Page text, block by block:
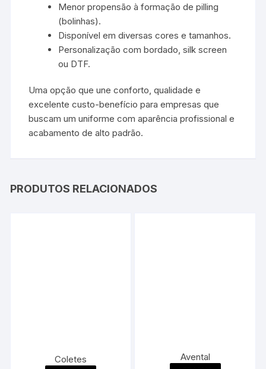
Menor propensão à formação de pilling
(bolinhas).
Disponível em diversas cores e tamanhos.
Personalização com bordado, silk screen
ou DTF.
Uma opção que une conforto, qualidade e
excelente custo-benefício para empresas que
buscam um uniforme com aparência profissional e
acabamento de alto padrão.
PRODUTOS RELACIONADOS
Coletes Avental